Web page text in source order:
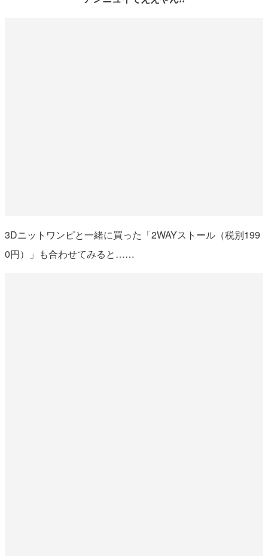
3Dニットワンピと一緒に買った「2WAYストール（税別199
0円）」も合わせてみると……